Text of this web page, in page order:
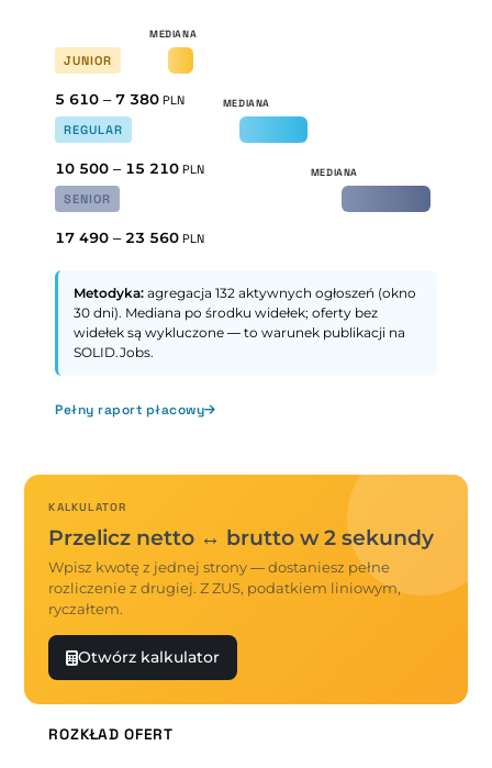
JUNIOR
5 610 – 7 380 PLN
REGULAR
10 500 – 15 210 PLN
SENIOR
17 490 – 23 560 PLN
Metodyka: agregacja 132 aktywnych ogłoszeń (okno
30 dni). Mediana po środku widełek; oferty bez
widełek są wykluczone — to warunek publikacji na
SOLID.Jobs.
Pełny raport płacowy
KALKULATOR
Przelicz netto ↔ brutto w 2 sekundy
Wpisz kwotę z jednej strony — dostaniesz pełne
rozliczenie z drugiej. Z ZUS, podatkiem liniowym,
ryczałtem.
Otwórz kalkulator
ROZKŁAD OFERT